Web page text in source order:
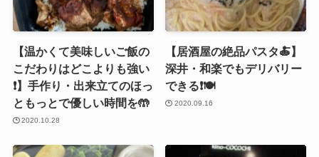
【温かくて美味しいご飯の
こだわりはどこよりも強い
❗️】手作り・出来立てのほっ
ともっとで優しい時間を🤲
2020.10.28
【居酒屋の絶品パスタ🍝】
深井・和楽でもデリバリー
できる❗️🍽
2020.09.16